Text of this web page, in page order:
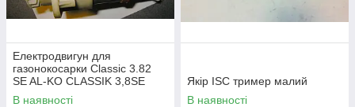
Електродвигун для
газонокосарки Classic 3.82
SE AL-KO CLASSIK 3,8SE
412480
В наявності
Якір ISC тример малий
В наявності